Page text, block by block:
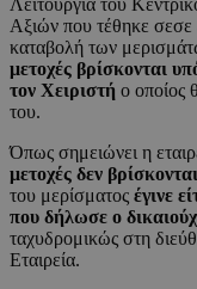
Λειτουργία του
Αξιών που τέθηκε
καταβολή των
μετοχές βρίσκονται
τον Χειριστή ο οποίος
του.
Όπως σημειώνει η
μετοχές δεν
του μερίσματος έγινε
που δήλωσε ο
ταχυδρομικώς στη
Εταιρεία.